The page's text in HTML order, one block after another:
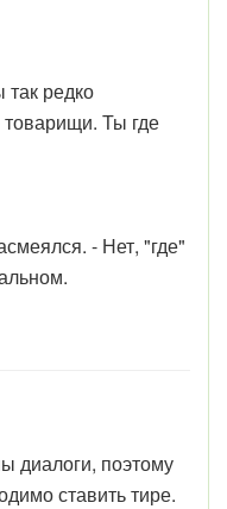
редко
товарищи. Ты где
- Нет, "где"
диалоги, поэтому
ставить тире.